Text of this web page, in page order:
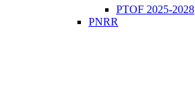
PTOF 2025-2028
PNRR